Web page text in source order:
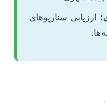
ارزیابی سناریوهای